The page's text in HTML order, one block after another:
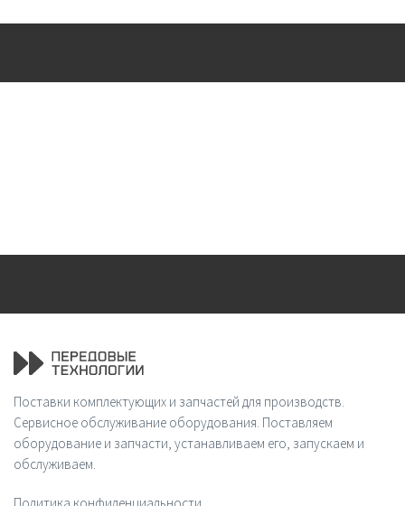
Поставки комплектующих и запчастей для производств.
Сервисное обслуживание оборудования. Поставляем
оборудование и запчасти, устанавливаем его, запускаем и
обслуживаем.